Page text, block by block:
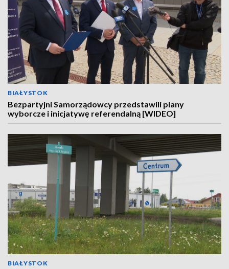
BIAŁYSTOK
Bezpartyjni Samorządowcy przedstawili plany
wyborcze i inicjatywę referendalną [WIDEO]
BIAŁYSTOK